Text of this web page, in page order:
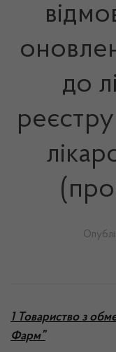
до
1 Товариство з
Фарм”